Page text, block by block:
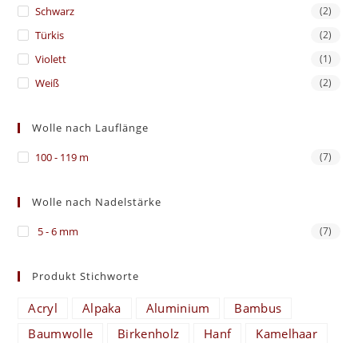
Schwarz (2)
Türkis (2)
Violett (1)
Weiß (2)
Wolle nach Lauflänge
100 - 119 m (7)
Wolle nach Nadelstärke
5 - 6 mm (7)
Produkt Stichworte
Acryl Alpaka Aluminium
Bambus
Baumwolle
Birkenholz Hanf
Kamelhaar